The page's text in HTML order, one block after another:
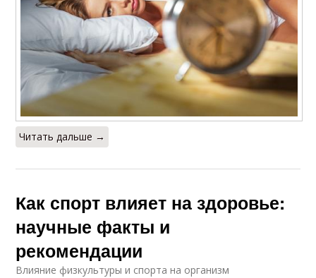
Читать дальше →
Как спорт влияет на здоровье:
научные факты и
рекомендации
Влияние физкультуры и спорта на организм